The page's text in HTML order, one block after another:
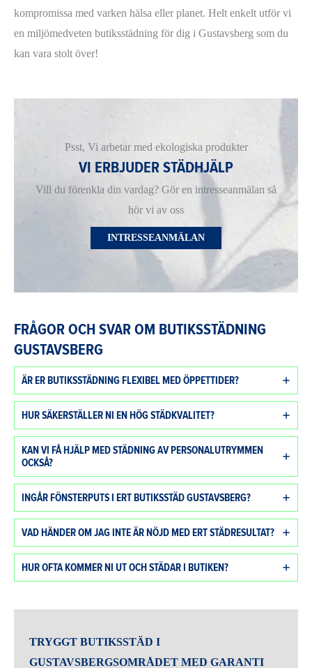
kompromissa med varken hälsa eller planet. Helt enkelt utför vi
en miljömedveten butiksstädning för dig i Gustavsberg som du
kan vara stolt över!
Psst, Vi arbetar med ekologiska produkter
VI ERBJUDER STÄDHJÄLP
Vill du förenkla din vardag? Gör en intresseanmälan så
hör vi av oss
INTRESSEANMÄLAN
FRÅGOR OCH SVAR OM BUTIKSSTÄDNING
GUSTAVSBERG
ÄR ER BUTIKSSTÄDNING FLEXIBEL MED ÖPPETTIDER?
HUR SÄKERSTÄLLER NI EN HÖG STÄDKVALITET?
KAN VI FÅ HJÄLP MED STÄDNING AV PERSONALUTRYMMEN
OCKSÅ?
INGÅR FÖNSTERPUTS I ERT BUTIKSSTÄD GUSTAVSBERG?
VAD HÄNDER OM JAG INTE ÄR NÖJD MED ERT STÄDRESULTAT?
HUR OFTA KOMMER NI UT OCH STÄDAR I BUTIKEN?
TRYGGTBUTIKSSTÄD I
GUSTAVSBERGSOMRÅDET MED GARANTI